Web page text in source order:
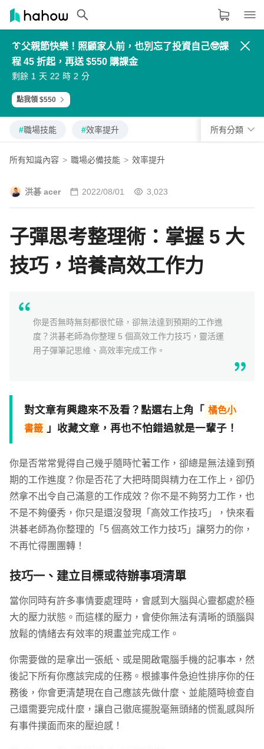
👔父親節快樂！照顧家人前，也別忘了投資自己🤓課
程 45 折起，再送 $550 購課金
剩餘 1
3
4
6 天 2
3
4
5
72
3
4
5
7 時 2
3
4
5
7 分
點我領 $550
領域分類 大家都在學的領域
生活品味
職場技能
內容形式 選擇適合你的學習形式
影音課程
定期更新型課程
組合
#職場技能 #效率提升 所有分類
#職場技能 #效率提升
所有知識內容 > 職場必備技能 > 效率提升
洪碁 acer 2022/08/01 3,023
子彈思考整理術：掌握 5 大
技巧，培養高效工作力
你是否無時無刻都很忙碌，卻無法達到預期的工作進
度？洪碁老師為你整理 5 個高效工作力技巧，靈活運
用子彈筆記思維、高效率完成工作。
對文章有興趣來不及看？點選右上角「 橘色小
書籤 」收藏文章，再也不怕錯過就是一輩子！
你是否常常覺得自己幾乎隨時忙著工作，卻總是無法達到預
期的工作進度？你是否花了大把時間與精力在工作上，卻仍
然拿不出令自己滿意的工作成效？你不是不夠努力工作，也
不是不夠優秀，你只是還沒發現「高效工作技巧」，快來看
洪碁老師為你整理的「5 個高效工作力技巧」讓努力的你，
不再忙得團團轉！
技巧一、建立目標或待辦事項清單
當你同時有許多事情要處理時，會感到大腦與心靈都處於極
大的壓力狀態。而這樣的壓力，會使你無法有清晰的頭腦與
放鬆的情緒去有效率的規畫並完成工作。
你需要做的是拿出一張紙、或是開啟電腦手機的記事本，然
後記下所有你應該完成的任務。根據事件急迫性排序你的任
務後，你會更清楚現在自己應該先做什麼、並能隨時檢查自
己還需要完成什麼，讓自己徹底擺脫毫無頭緒的慌亂感與所
有事件撲面而來的壓迫感！